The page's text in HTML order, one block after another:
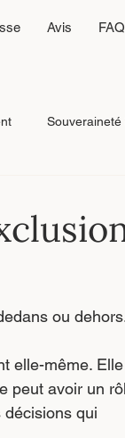
Avis FAQ
Souveraineté
ou
elle-même.
peut avoir un
qui